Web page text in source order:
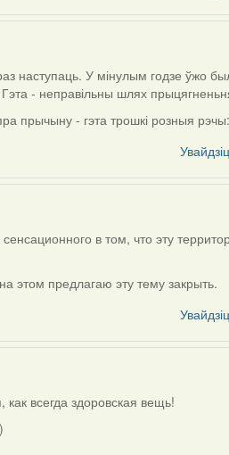
наступаць. У мінулым годзе ўжо
- неправільны шлях
прычыну - гэта трошкі розныя
в том, что эту
этом предлагаю эту тему закрыть.
всегда здоровская вещь!